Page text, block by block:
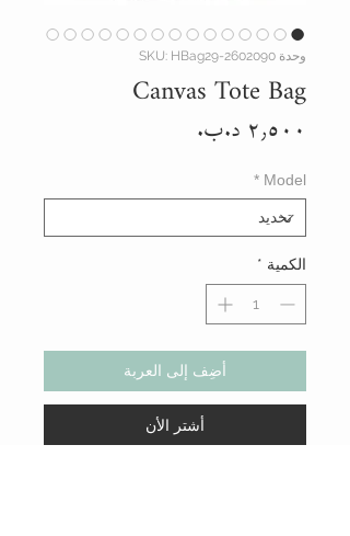
وحدة SKU: HBag29-2602090
Canvas Tote Bag
Model
*
الكمية *
أضِف إلى العربة
أشتر الأن